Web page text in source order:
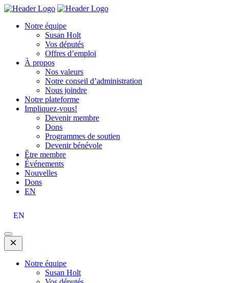
Skip
content
Homepage
Homepage
Notre équipe
Susan Holt
Vos députés
Offres d’emploi
À propos
Nos valeurs
Notre conseil d’administration
Nous joindre
Notre plateforme
Impliquez-vous!
Devenir membre
Dons
Programmes de soutien
Devenir bénévole
Être membre
Événements
Nouvelles
Dons
EN
EN
Open
Mobile
Menu
Notre équipe
Susan Holt